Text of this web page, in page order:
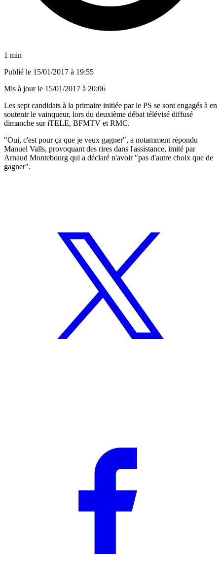
1 min
Publié le 15/01/2017 à 19:55
Mis à jour le 15/01/2017 à 20:06
Les sept candidats à la primaire initiée par le PS se sont engagés à en
soutenir le vainqueur, lors du deuxième débat télévisé diffusé
dimanche sur iTELE, BFMTV et RMC.
"Oui, c'est pour ça que je veux gagner", a notamment répondu
Manuel Valls, provoquant des rires dans l'assistance, imité par
Arnaud Montebourg qui a déclaré n'avoir "pas d'autre choix que de
gagner".